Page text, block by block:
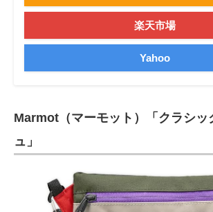
楽天市場
Yahoo
Marmot（マーモット）「クラシッ
ュ」